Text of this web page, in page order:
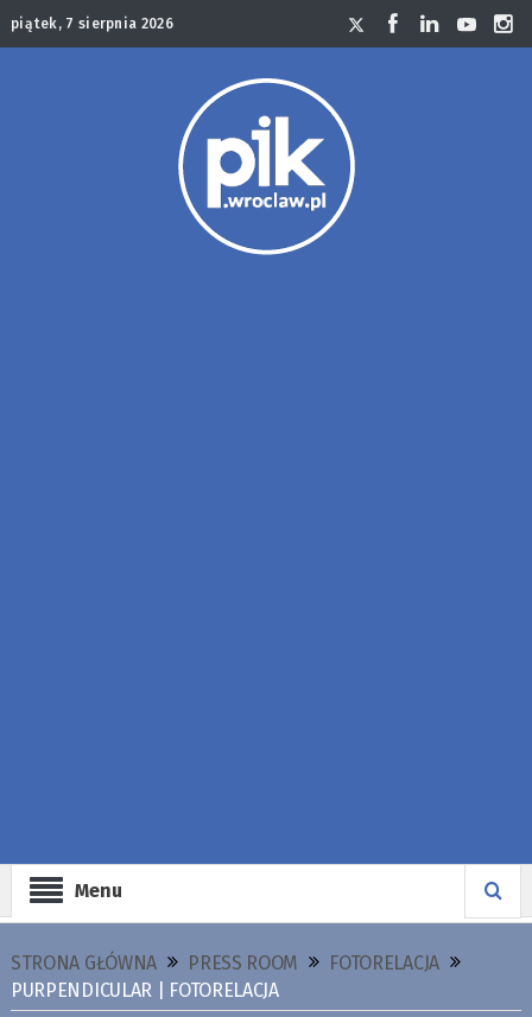
piątek, 7 sierpnia 2026
Menu
STRONA GŁÓWNA PRESS ROOM
FOTORELACJA
PURPENDICULAR | FOTORELACJA